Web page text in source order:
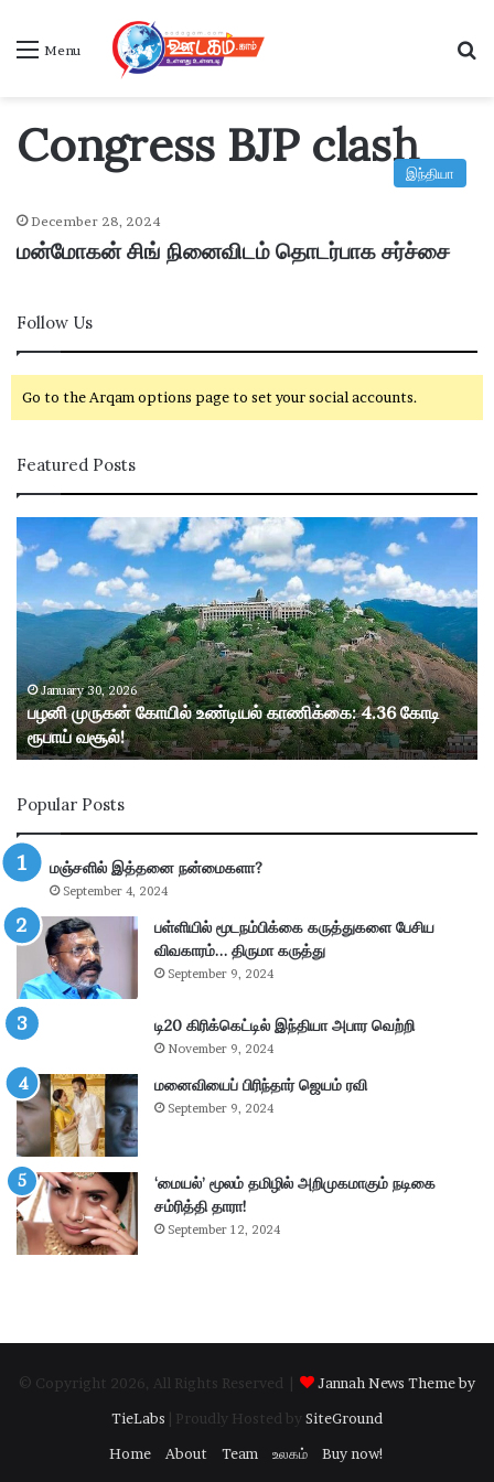
Menu
Congress BJP clashஇந்தியா
December 28, 2024
மன்மோகன் சிங் நினைவிடம் தொடர்பாக சர்ச்சை
Follow Us
Go to the Arqam options page to set your social accounts.
Featured Posts
ழ
மு
ன்
கோ
யி
ல்
உ
டி
ய
ல்
கா
க்
கை
4
.
3
கோ
டி
ரூ
பா
ய்
வ
சூ
ல்
January 30, 2026
பழனி முருகன் கோயில் உண்டியல் காணிக்கை: 4.36 கோடி
ரூபாய் வசூல்!
Popular Posts
மஞ்சளில் இத்தனை நன்மைகளா?
September 4, 2024
பள்ளியில் மூடநம்பிக்கை கருத்துகளை பேசிய
விவகாரம்… திருமா கருத்து
September 9, 2024
டி20 கிரிக்கெட்டில் இந்தியா அபார வெற்றி
November 9, 2024
மனைவியைப் பிரிந்தார் ஜெயம் ரவி
September 9, 2024
‘மையல்’ மூலம் தமிழில் அறிமுகமாகும் நடிகை
சம்ரித்தி தாரா!
September 12, 2024
© Copyright 2026, All Rights Reserved |
Jannah News Theme by
TieLabs | Proudly Hosted by SiteGround
Home
About Team உலகம் Buy now!